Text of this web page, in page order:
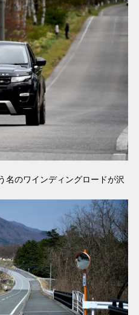
名のワインディングロードが沢